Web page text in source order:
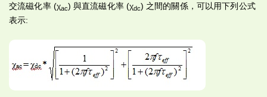
交流磁化率 (χac) 與直流磁化率 (χdc) 之間的關係，可以用下列公式
表示: